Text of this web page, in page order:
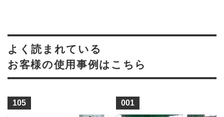
よく読まれている
お客様の使用事例はこちら
105 001